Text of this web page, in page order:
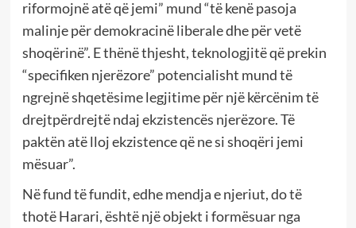
riformojnë atë që jemi” mund “të kenë pasoja
malinje për demokracinë liberale dhe për vetë
shoqërinë”. E thënë thjesht, teknologjitë që prekin
“specifiken njerëzore” potencialisht mund të
ngrejnë shqetësime legjitime për një kërcënim të
drejtpërdrejtë ndaj ekzistencës njerëzore. Të
paktën atë lloj ekzistence që ne si shoqëri jemi
mësuar”.
Në fund të fundit, edhe mendja e njeriut, do të
thotë Harari, është një objekt i formësuar nga